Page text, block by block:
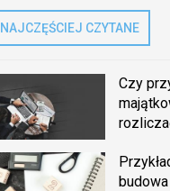
NAJCZĘŚCIEJ CZYTANE
Czy
budowa